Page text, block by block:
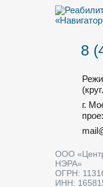
8
г.
ООО
НЭРА»
ОГРН:
ИНН: